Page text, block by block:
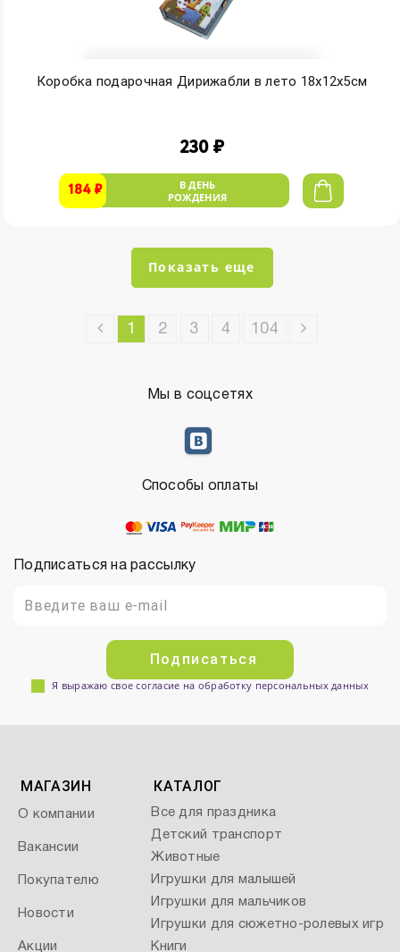
Коробка подарочная Дирижабли в лето 18х12х5см
230 ₽
184 ₽
В ДЕНЬ
РОЖДЕНИЯ
Показать еще
1 2 3 4 104
Мы в соцсетях
Подписаться на рассылку
Подписаться
Я выражаю свое согласие на обработку персональных данных
Способы оплаты
МАГАЗИН
О компании
Вакансии
Покупателю
Новости
Акции
КАТАЛОГ
Все для праздника
Детский транспорт
Животные
Игрушки для малышей
Игрушки для мальчиков
Игрушки для сюжетно-ролевых игр
Книги